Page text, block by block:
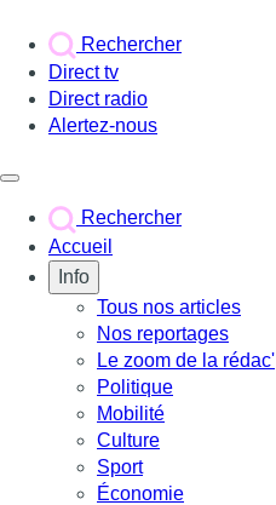
Rechercher
Direct tv
Direct radio
Alertez-nous
Rechercher
Accueil
Info
Tous nos articles
Nos reportages
Le zoom de la rédac'
Politique
Mobilité
Culture
Sport
Économie